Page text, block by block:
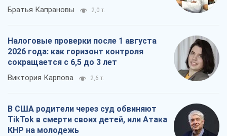
Братья Капрановы 2,0 т.
Налоговые проверки после 1 августа
2026 года: как горизонт контроля
сокращается с 6,5 до 3 лет
Виктория Карпова 2,6 т.
В США родители через суд обвиняют
TikTok в смерти своих детей, или Атака
КНР на молодежь